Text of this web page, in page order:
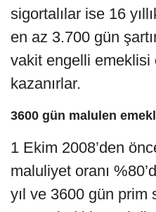
sigortalılar ise 16
en az 3.700 gün
vakit engelli emeklisi
kazanırlar.
3600 gün malulen
1 Ekim 2008’den
maluliyet oranı
yıl ve 3600 gün prim